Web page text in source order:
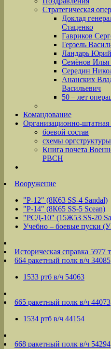
Стратегическая
Доклад
Стаценко
Гавриков
Герзель
Ландарь Юрий
Семёнов
Середин
Ананских
Васильевич
50 – лет
Командование
Организационно-штатная
боевой состав
схемы оргструктуры
Книга почета
РВСН
Вооружение
"Р-12" (8К63 SS-4 Sandal)
"Р-14" (8К65 SS-5 Scean)
"РСД-10" (15Ж53 SS-20
Учебно – боевые пуски
Историческая справка 5977
664 ракетный полк в/ч 34085
1533 ртб в/ч 54063
665 ракетный полк в/ч 44073
1534 ртб в/ч 44154
668 ракетный полк в/ч 54294